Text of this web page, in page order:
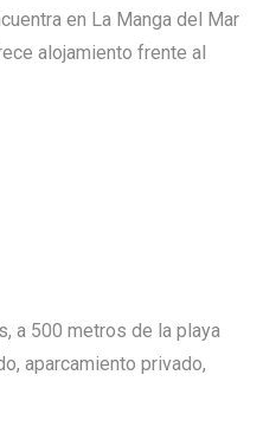
en La Manga del Mar
alojamiento frente al
a 500 metros de la playa
aparcamiento privado,